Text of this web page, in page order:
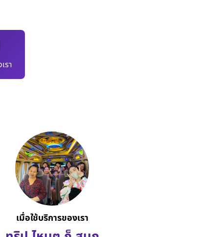
รา
เมื่อใช้บริการของเรา